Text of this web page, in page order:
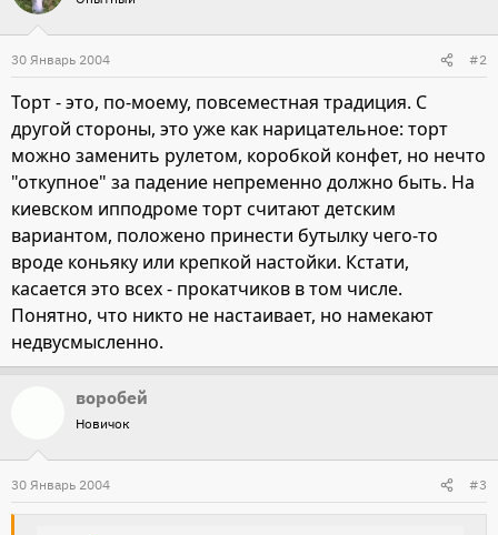
30 Январь 2004 #2
Торт - это, по-моему, повсеместная традиция. С
другой стороны, это уже как нарицательное: торт
можно заменить рулетом, коробкой конфет, но нечто
"откупное" за падение непременно должно быть. На
киевском ипподроме торт считают детским
вариантом, положено принести бутылку чего-то
вроде коньяку или крепкой настойки. Кстати,
касается это всех - прокатчиков в том числе.
Понятно, что никто не настаивает, но намекают
недвусмысленно.
воробей
Новичок
30 Январь 2004 #3